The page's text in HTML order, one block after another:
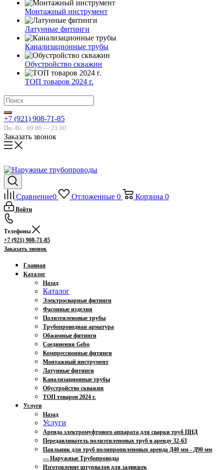
Монтажный инструмент
Латунные фитинги
Канализационные трубы
Обустройство скважин
ТОП товаров 2024 г.
+7 (921) 908-71-85
Пн.-Вс. 09.00 — 21.00
Заказать звонок
Сравнение0 Отложенные 0 Корзина 0
Войти
Телефоны
+7 (921) 908-71-85
Заказать звонок
Главная
Каталог
Назад
Каталог
Электросварные фитинги
Фасонные изделия
Полиэтиленовые трубы
Трубопроводная арматура
Обжимные фитинги
Соединения Gebo
Компрессионные фитинги
Монтажный инструмент
Латунные фитинги
Канализационные трубы
Обустройство скважин
ТОП товаров 2024 г.
Услуги
Назад
Услуги
Аренда электромуфтового аппарата для сварки труб ПНД
Передавливатель полиэтиленовых труб в аренду 32-63
Паяльник для труб полипропиленовых аренда Д40 мм - Д90 мм
— Наружные Трубопроводы
Изготовление штурвалов для задвижек